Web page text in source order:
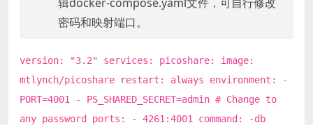
密码和映射端口。
version: "3.2" services: picoshare: image:
mtlynch/picoshare restart: always environment: -
PORT=4001 - PS_SHARED_SECRET=admin # Change to
any password ports: - 4261:4001 command: -db